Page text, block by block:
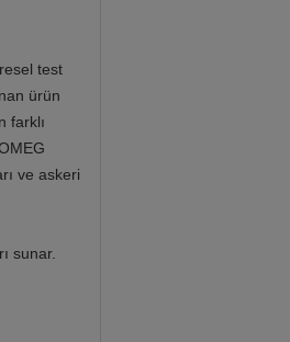
test
ürün
farklı
ve askeri
sunar.